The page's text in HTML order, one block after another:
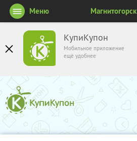
КупиКупон
Мобильное приложение
ещё удобнее
Меню Магнитогорск